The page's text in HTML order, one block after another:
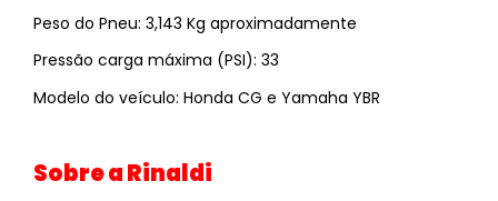
Peso do Pneu: 3,143 Kg aproximadamente
Pressão carga máxima (PSI): 33
Modelo do veículo: Honda CG e Yamaha YBR
Sobre a Rinaldi